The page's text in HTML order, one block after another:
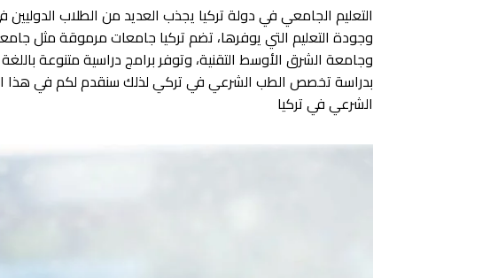
التعليم الجامعي في دولة تركيا يجذب العديد من الطلاب
وجودة التعليم التي يوفرها، تضم تركيا جامعات مرموقة مثل
وجامعة الشرق الأوسط التقنية، وتوفر برامج دراسية متنوعة باللغة
بدراسة تخصص الطب الشرعي في تركي لذلك سنقدم لكم في هذا
الشرعي في تركيا